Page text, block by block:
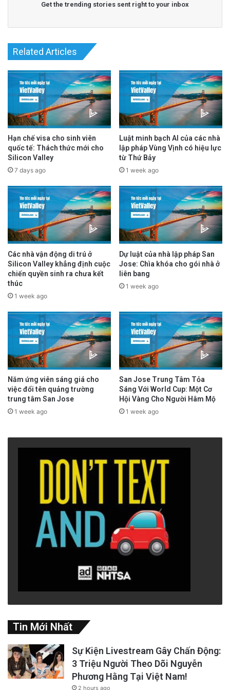
Get the trending stories sent right to your inbox
Related Articles
Hạn chế visa cho sinh viên
quốc tế: Thách thức mới cho
Silicon Valley
7 days ago
Luật minh bạch AI của các nhà
lập pháp Vùng Vịnh có hiệu lực
từ Thứ Bảy
1 week ago
Các nhà vận động di trú ở
Silicon Valley khẳng định cuộc
chiến quyền sinh ra chưa kết
thúc
1 week ago
Dự luật của nhà lập pháp San
Jose: Chìa khóa cho gói nhà ở
liên bang
1 week ago
Năm ứng viên sáng giá cho
việc đổi tên quảng trường
trung tâm San Jose
1 week ago
San Jose Trung Tâm Tỏa
Sáng Với World Cup: Một Cơ
Hội Vàng Cho Người Hâm Mộ
1 week ago
Tin Mới Nhất
Sự Kiện Livestream Gây Chấn Động:
3 Triệu Người Theo Dõi Nguyễn
Phương Hằng Tại Việt Nam!
2 hours ago